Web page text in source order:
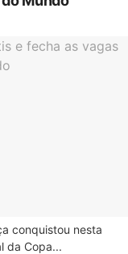
conquistou nesta
da Copa...